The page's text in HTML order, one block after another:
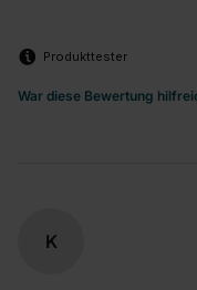
Produkttester
War diese Bewertung
K